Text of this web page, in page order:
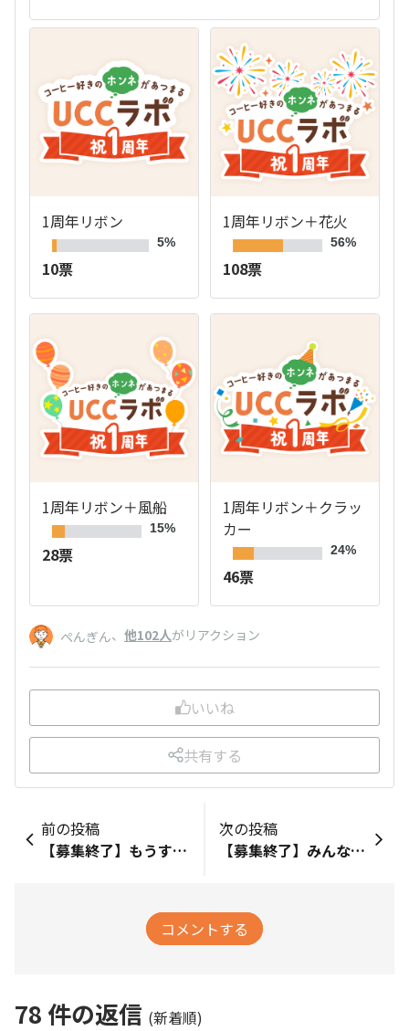
1周年リボン
5%
10票
1周年リボン＋花火
56%
108票
1周年リボン＋風船
15%
28票
1周年リボン＋クラッ
カー
24%
46票
ぺんぎん、 他102人がリアクション
いいね
共有する
前の投稿
【募集終了】もうすぐ1周年！9月限定のロゴを考えよう💡①
次の投稿
【募集終了】みんなでオリジナルグッズを作ろう！①
コメントする
78 件の返信 (新着順)